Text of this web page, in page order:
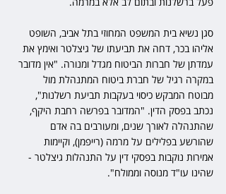
סגן נשיא בית המשפט המחוזי בתל אביב, השופט
אליהו בכר, דחה את תביעתו של גיצלטר ואימץ את
עמדתן של חברות הביטוח מגדל ומנורה. "אין מדובר
במקרה רגיל של חברת ביטוח המתנהלת מול
מבוטח המבקש כיסוי בעקבות תביעת רשלנות",
נכתב בפסק הדין. "המדובר בפרשה רחבת היקף,
שהתנהלה לאורך שנים, ומעורבים בה אדם
שהורשע בפלילים על מרמה (רייפמן), וקיימות
אמירות נוקבות בפסקי דין על התנהלות גיצלטר -
שהינו עו"ד מנוסה וממולח".